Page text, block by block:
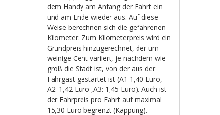
dem Handy am Anfang der Fahrt ein
und am Ende wieder aus. Auf diese
Weise berechnen sich die gefahrenen
Kilometer. Zum Kilometerpreis wird ein
Grundpreis hinzugerechnet, der um
weinige Cent variiert, je nachdem wie
groß die Stadt ist, von der aus der
Fahrgast gestartet ist (A1 1,40 Euro,
A2: 1,42 Euro ,A3: 1,45 Euro). Auch ist
der Fahrpreis pro Fahrt auf maximal
15,30 Euro begrenzt (Kappung).